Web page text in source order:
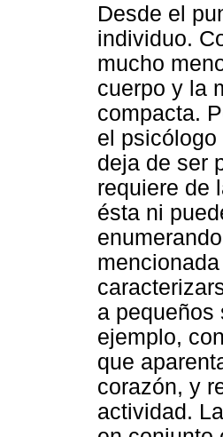
Desde el
individuo.
mucho
cuerpo y la
compacta.
el
deja de ser
requiere de
ésta ni
a pequeños
ejemplo,
que
corazón, y
actividad.